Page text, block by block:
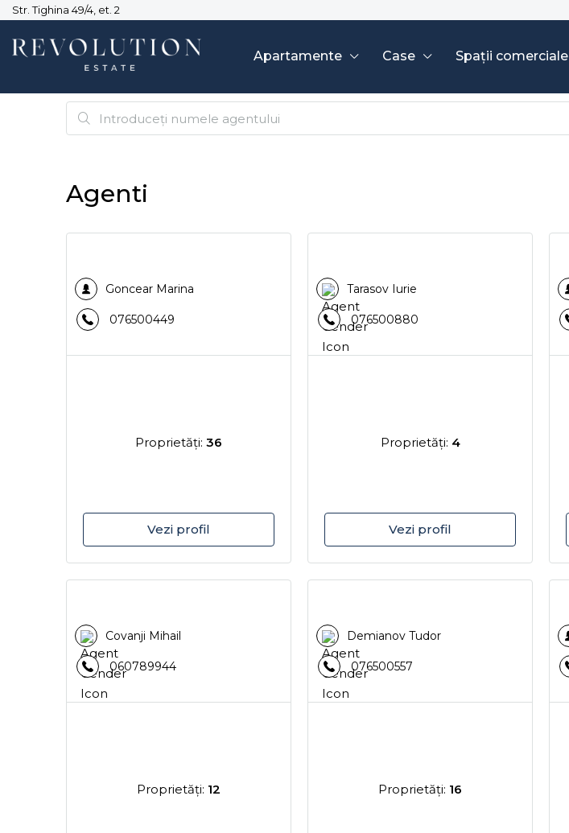
Str. Tighina 49/4, et. 2
Apartamente Case Spații comerciale
Agenti
Goncear Marina
076500449
Proprietăţi: 36
Vezi profil
Tarasov Iurie
076500880
Proprietăţi: 4
Vezi profil
Covanji Mihail
060789944
Proprietăţi: 12
Demianov Tudor
076500557
Proprietăţi: 16